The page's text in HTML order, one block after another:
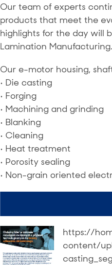
Our team of experts
products that meet the
highlights for the day will
Lamination Manufacturing.
Our e-motor housing,
• Die casting
• Forging
• Machining and grinding
• Blanking
• Cleaning
• Heat treatment
• Porosity sealing
• Non-grain oriented
https://
content/